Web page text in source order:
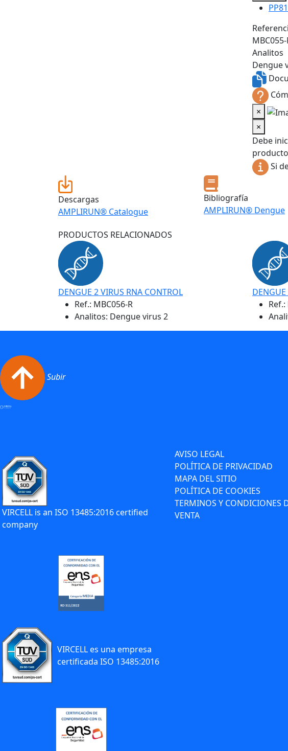
MBC055-
Analitos
Dengue
×
×
Debe
Si
Descargas
AMPLIRUN® Catalogue
Bibliografía
AMPLIRUN® Dengue
PRODUCTOS RELACIONADOS
DENGUE 2 VIRUS RNA CONTROL
Ref.: MBC056-R
Analitos: Dengue virus 2
Ref.:
Subir
VIRCELL is an ISO 13485:2016 certified
company
AVISO LEGAL
POLÍTICA DE PRIVACIDAD
MAPA DEL SITIO
POLÍTICA DE COOKIES
TERMINOS Y CONDICIONES
VENTA
VIRCELL es una empresa
certificada ISO 13485:2016